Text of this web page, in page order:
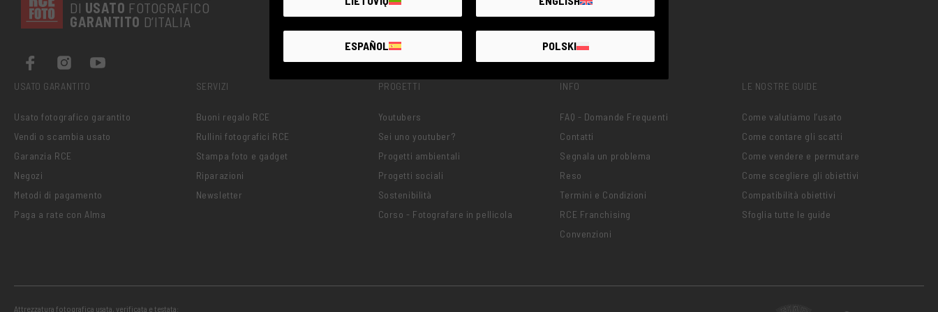
DI USATO FOTOGRAFICO
GARANTITO D’ITALIA
USATO GARANTITO
Usato fotografico garantito
Vendi o scambia usato
Garanzia RCE
Negozi
Metodi di pagamento
Paga a rate con Alma
SERVIZI
Buoni regalo RCE
Rullini fotografici RCE
Stampa foto e gadget
Riparazioni
Newsletter
PROGETTI
Youtubers
Sei uno youtuber?
Progetti ambientali
Progetti sociali
Sostenibilità
Corso - Fotografare in pellicola
INFO
FAQ - Domande Frequenti
Contatti
Segnala un problema
Reso
Termini e Condizioni
RCE Franchising
Convenzioni
LE NOSTRE GUIDE
Come valutiamo l’usato
Come contare gli scatti
Come vendere e permutare
Come scegliere gli obiettivi
Compatibilità obiettivi
Sfoglia tutte le guide
Attrezzatura fotografica usata, verificata e testata:
ESPAÑOL POLSKI